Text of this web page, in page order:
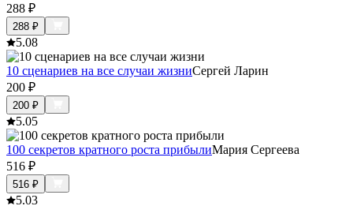
288 ₽
288 ₽
5.08
10 сценариев на все случаи жизниСергей Ларин
200 ₽
200 ₽
5.05
100 секретов кратного роста прибылиМария Сергеева
516 ₽
516 ₽
5.03